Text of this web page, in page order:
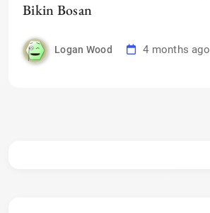
Bikin Bosan
Logan Wood 4 months ago